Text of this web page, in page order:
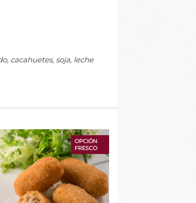
cacahuetes, soja, leche
OPCIÓN
FRESCO